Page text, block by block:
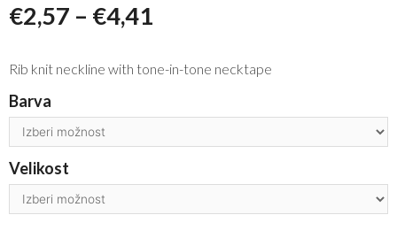
€2,57 – €4,41
Rib knit neckline with tone-in-tone necktape
Barva
Velikost